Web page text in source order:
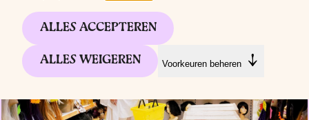
ALLES ACCEPTEREN
ALLES WEIGEREN Voorkeuren beheren